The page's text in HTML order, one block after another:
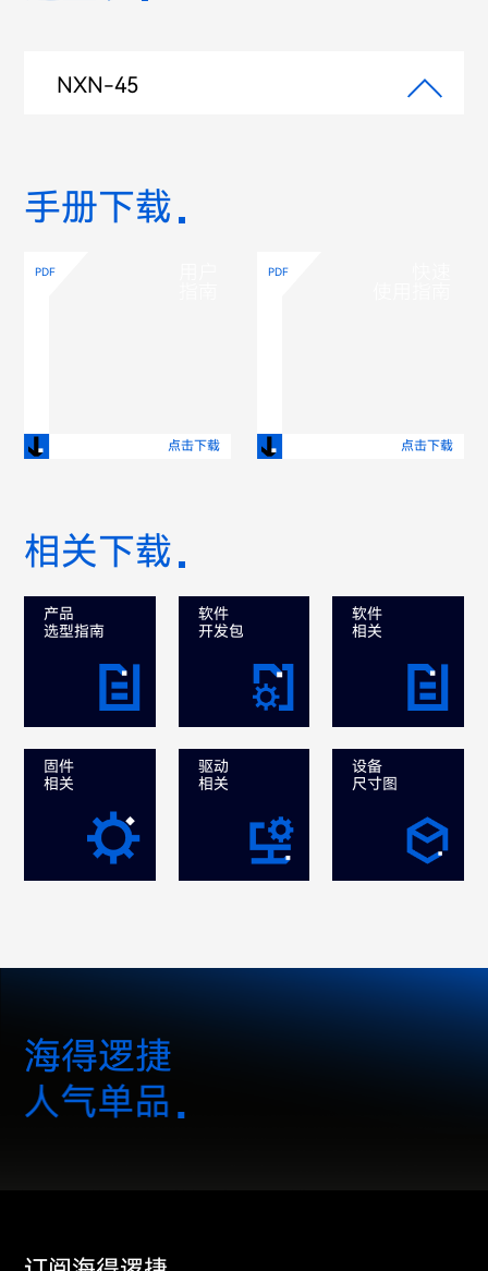
NXN-45
手册下载
PDF
点击下载
PDF
点击下载
相关下载
产品
选型指南
软件
开发包
软件
相关
固件
相关
驱动
相关
设备
尺寸图
海得逻捷
人气单品